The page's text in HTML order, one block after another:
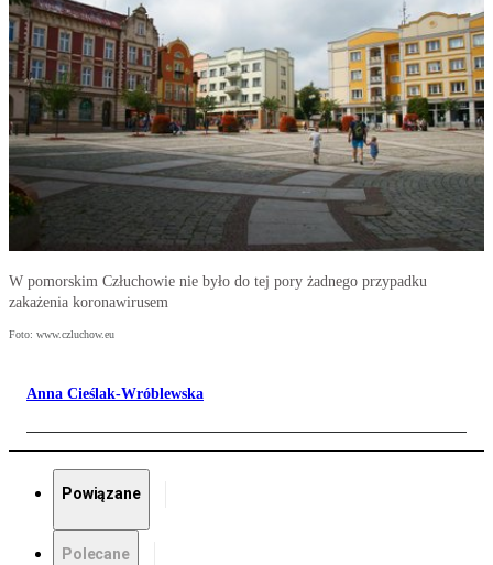
W pomorskim Człuchowie nie było do tej pory żadnego przypadku
zakażenia koronawirusem
Foto: www.czluchow.eu
Anna Cieślak-Wróblewska
Powiązane
Polecane